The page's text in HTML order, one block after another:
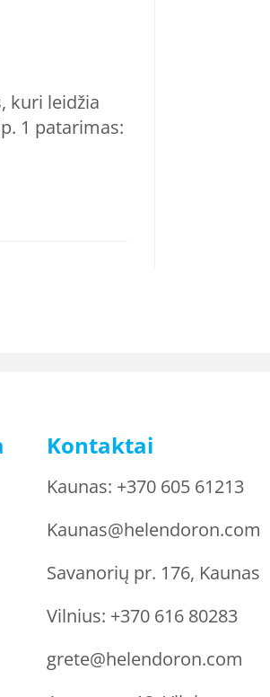
kuri leidžia
1 patarimas:
Kontaktai
Kaunas: +370 605 61213
Kaunas@helendoron.com
Savanorių pr. 176, Kaunas
Vilnius: +370 616 80283
grete@helendoron.com